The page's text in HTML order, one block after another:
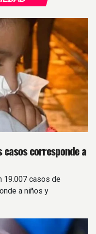
corresponde a
19.007 casos de
a niños y